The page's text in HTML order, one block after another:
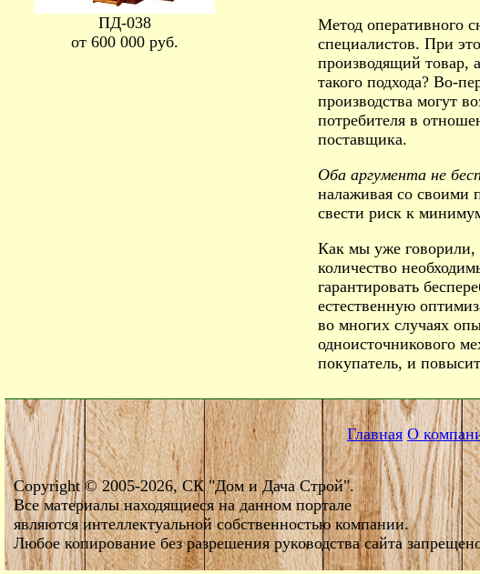
ПД-038
от 600 000 руб.
Метод оперативного
специалистов. При
производящий товар,
такого подхода? Во-
производства могут
потребителя в
поставщика.
Оба аргумента не
налаживая со своими
свести риск к
Как мы уже говорили,
количество
гарантировать
естественную
во многих случаях
одноисточникового
покупатель, и
Главная О
Copyright © 2005-2026, СК "Дом и Дача Строй".
Все материалы находящиеся на данном портале
являются интеллектуальной собственностью компании.
Любое копирование без разрешения руководства сайта